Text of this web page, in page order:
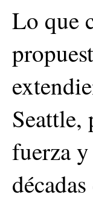
Lo que
Seattle,
fuerza